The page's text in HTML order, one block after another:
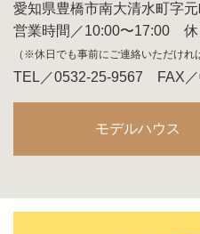
愛知県豊橋市南大清水町字
営業時間／10:00〜17:00 休
（※休日でも事前にご連絡いただけれ
TEL／0532-25-9567 FAX
モデルハウス